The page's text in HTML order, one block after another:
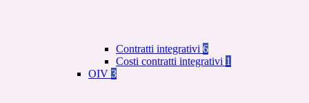
Contratti integrativi 6
Costi contratti integrativi 1
OIV 3